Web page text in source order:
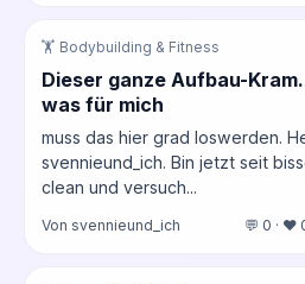
🏋️ Bodybuilding & Fitness
Dieser ganze Aufbau-
was für mich
muss das hier grad loswerden.
svennieund_ich. Bin jetzt seit
clean und versuch...
Von svennieund_ich 💬 0 · ❤️